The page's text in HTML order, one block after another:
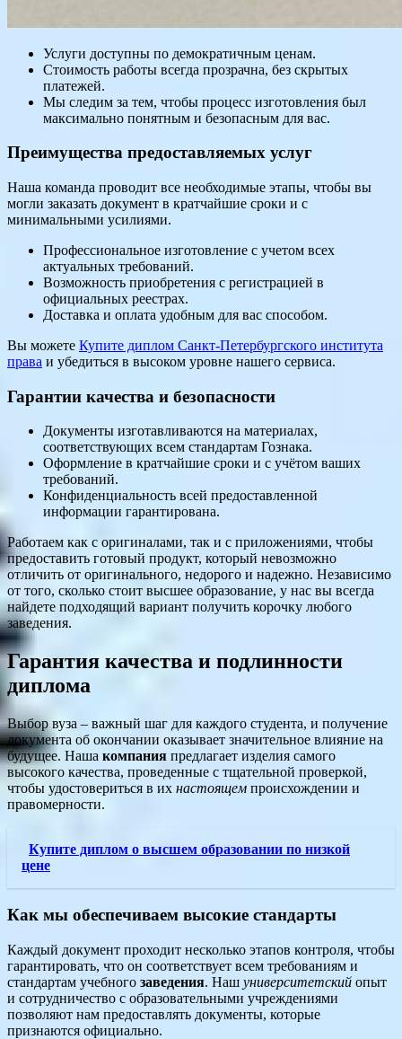
Услуги доступны по демократичным ценам.
Стоимость работы всегда прозрачна, без скрытых
платежей.
Мы следим за тем, чтобы процесс изготовления был
максимально понятным и безопасным для вас.
Преимущества предоставляемых услуг
Наша команда проводит все необходимые этапы, чтобы вы
могли заказать документ в кратчайшие сроки и с
минимальными усилиями.
Профессиональное изготовление с учетом всех
актуальных требований.
Возможность приобретения с регистрацией в
официальных реестрах.
Доставка и оплата удобным для вас способом.
Вы можете Купите диплом Санкт-Петербургского института
права и убедиться в высоком уровне нашего сервиса.
Гарантии качества и безопасности
Документы изготавливаются на материалах,
соответствующих всем стандартам Гознака.
Оформление в кратчайшие сроки и с учётом ваших
требований.
Конфиденциальность всей предоставленной
информации гарантирована.
Работаем как с оригиналами, так и с приложениями, чтобы
предоставить готовый продукт, который невозможно
отличить от оригинального, недорого и надежно. Независимо
от того, сколько стоит высшее образование, у нас вы всегда
найдете подходящий вариант получить корочку любого
заведения.
Гарантия качества и подлинности
диплома
Выбор вуза – важный шаг для каждого студента, и получение
документа об окончании оказывает значительное влияние на
будущее. Наша компания предлагает изделия самого
высокого качества, проведенные с тщательной проверкой,
чтобы удостовериться в их настоящем происхождении и
правомерности.
Купите диплом о высшем образовании по низкой
цене
Как мы обеспечиваем высокие стандарты
Каждый документ проходит несколько этапов контроля, чтобы
гарантировать, что он соответствует всем требованиям и
стандартам учебного заведения. Наш университетский опыт
и сотрудничество с образовательными учреждениями
позволяют нам предоставлять документы, которые
признаются официально.